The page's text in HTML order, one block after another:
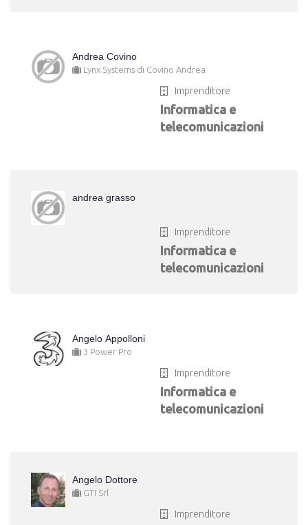
Andrea Covino
Lynx Systems di Covino Andrea
Imprenditore
Informatica e
telecomunicazioni
andrea grasso
Imprenditore
Informatica e
telecomunicazioni
Angelo Appolloni
3 Power Pro
Imprenditore
Informatica e
telecomunicazioni
Angelo Dottore
GTI Srl
Imprenditore